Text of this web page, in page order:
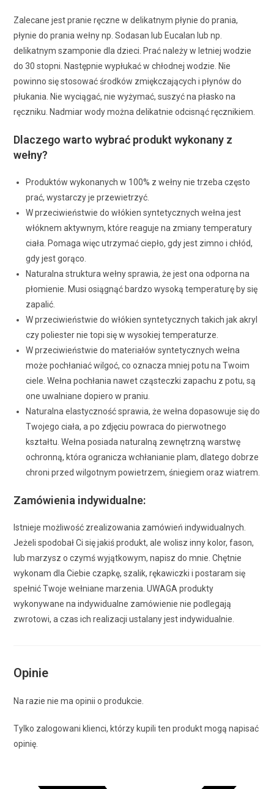
Zalecane jest pranie ręczne w delikatnym płynie do prania,
płynie do prania wełny np. Sodasan lub Eucalan lub np.
delikatnym szamponie dla dzieci. Prać należy w letniej wodzie
do 30 stopni. Następnie wypłukać w chłodnej wodzie. Nie
powinno się stosować środków zmiękczających i płynów do
płukania. Nie wyciągać, nie wyżymać, suszyć na płasko na
ręczniku. Nadmiar wody można delikatnie odcisnąć ręcznikiem.
Dlaczego warto wybrać produkt wykonany z
wełny?
Produktów wykonanych w 100% z wełny nie trzeba często
prać, wystarczy je przewietrzyć.
W przeciwieństwie do włókien syntetycznych wełna jest
włóknem aktywnym, które reaguje na zmiany temperatury
ciała. Pomaga więc utrzymać ciepło, gdy jest zimno i chłód,
gdy jest gorąco.
Naturalna struktura wełny sprawia, że jest ona odporna na
płomienie. Musi osiągnąć bardzo wysoką temperaturę by się
zapalić.
W przeciwieństwie do włókien syntetycznych takich jak akryl
czy poliester nie topi się w wysokiej temperaturze.
W przeciwieństwie do materiałów syntetycznych wełna
może pochłaniać wilgoć, co oznacza mniej potu na Twoim
ciele. Wełna pochłania nawet cząsteczki zapachu z potu, są
one uwalniane dopiero w praniu.
Naturalna elastyczność sprawia, że wełna dopasowuje się do
Twojego ciała, a po zdjęciu powraca do pierwotnego
kształtu. Wełna posiada naturalną zewnętrzną warstwę
ochronną, która ogranicza wchłanianie plam, dlatego dobrze
chroni przed wilgotnym powietrzem, śniegiem oraz wiatrem.
Zamówienia indywidualne:
Istnieje możliwość zrealizowania zamówień indywidualnych.
Jeżeli spodobał Ci się jakiś produkt, ale wolisz inny kolor, fason,
lub marzysz o czymś wyjątkowym, napisz do mnie. Chętnie
wykonam dla Ciebie czapkę, szalik, rękawiczki i postaram się
spełnić Twoje wełniane marzenia. UWAGA produkty
wykonywane na indywidualne zamówienie nie podlegają
zwrotowi, a czas ich realizacji ustalany jest indywidualnie.
Opinie
Na razie nie ma opinii o produkcie.
Tylko zalogowani klienci, którzy kupili ten produkt mogą napisać
opinię.